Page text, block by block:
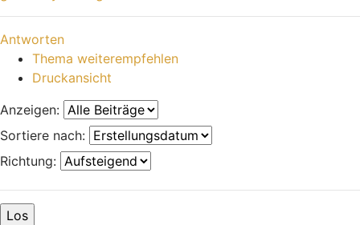
Antworten
Thema weiterempfehlen
Druckansicht
Anzeigen:
Sortiere nach:
Richtung: